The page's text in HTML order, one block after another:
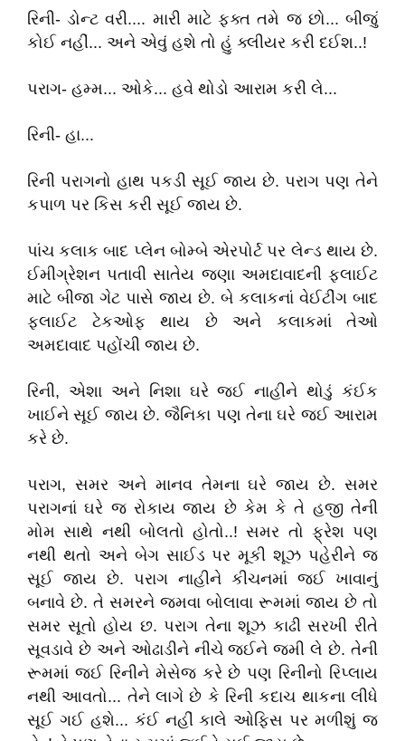
રિની- ડોન્ટ વરી.... મારી માટે ફક્ત તમે જ છો... બીજું
કોઈ નહીં... અને એવું હશે તો હું ક્લીયર કરી દઈશ..!
પરાગ- હમ્મ... ઓકે... હવે થોડો આરામ કરી લે...
રિની- હા...
રિની પરાગનો હાથ પકડી સૂઈ જાય છે. પરાગ પણ તેને
કપાળ પર કિસ કરી સૂઈ જાય છે.
પાંચ કલાક બાદ પ્લેન બોમ્બે એરપોર્ટ પર લેન્ડ થાય છે.
ઈમીગ્રેશન પતાવી સાતેય જણા અમદાવાદની ફ્લાઈટ
માટે બીજા ગેટ પાસે જાય છે. બે કલાકનાં વેઈટીંગ બાદ
ફ્લાઈટ ટેકઓફ થાય છે અને કલાકમાં તેઓ
અમદાવાદ પહોંચી જાય છે.
રિની, એશા અને નિશા ઘરે જઈ નાહીને થોડું કંઈક
ખાઈને સૂઈ જાય છે. જૈનિકા પણ તેના ઘરે જઈ આરામ
કરે છે.
પરાગ, સમર અને માનવ તેમના ઘરે જાય છે. સમર
પરાગનાં ઘરે જ રોકાય જાય છે કેમ કે તે હજી તેની
મોમ સાથે નથી બોલતો હોતો..! સમર તો ફ્રેશ પણ
નથી થતો અને બેગ સાઈડ પર મૂકી શૂઝ પહેરીને જ
સૂઈ જાય છે. પરાગ નાહીને કીચનમાં જઈ ખાવાનું
બનાવે છે. તે સમરને જમવા બોલાવા રૂમમાં જાય છે તો
સમર સૂતો હોય છ. પરાગ તેના શૂઝ કાઢી સરખી રીતે
સૂવડાવે છે અને ઓઢાડીને નીચે જઈને જમી લે છે. તેની
રૂમમાં જઈ રિનીને મેસેજ કરે છે પણ રિનીનો રિપ્લાય
નથી આવતો... તેને લાગે છે કે રિની કદાચ થાકના લીધે
સૂઈ ગઈ હશે... કંઈ નહીં કાલે ઓફિસ પર મળીશું જ